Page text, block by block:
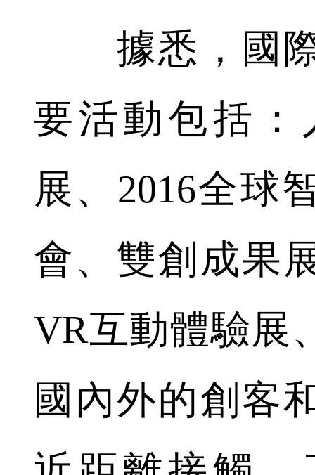
據悉，國際
要活動包括
展、2016全球
會、雙創成果
VR互動體驗展
國內外的創客